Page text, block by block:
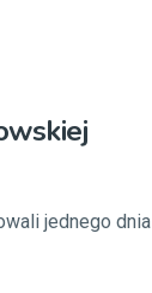
jednego dnia